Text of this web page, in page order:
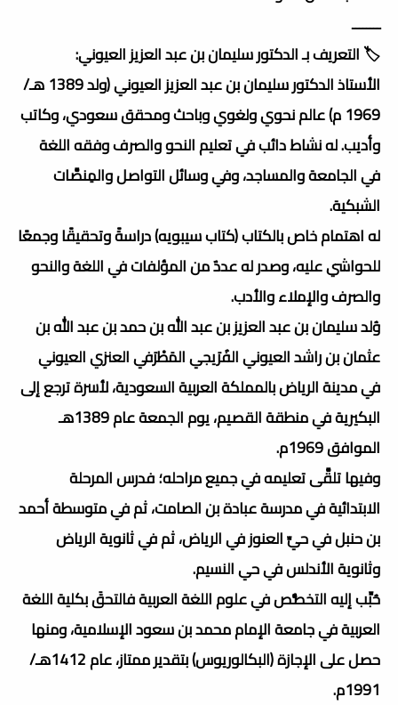
ــــــــ
🏷️ التعريف بـ الدكتور سليمان بن عبد العزيز العيوني:
الأستاذ الدكتور سليمان بن عبد العزيز العيوني (ولد 1389 هـ/
1969 م) عالم نحوي ولغوي وباحث ومحقق سعودي، وكاتب
وأديب. له نشاط دائب في تعليم النحو والصرف وفقه اللغة
في الجامعة والمساجد، وفي وسائل التواصل والمِنصَّات
الشبكية.
له اهتمام خاص بالكتاب (كتاب سيبويه) دراسةً وتحقيقًا وجمعًا
للحواشي عليه، وصدر له عددٌ من المؤلفات في اللغة والنحو
والصرف والإملاء والأدب.
وُلد سليمان بن عبد العزيز بن عبد الله بن حمد بن عبد الله بن
عثمان بن راشد العيوني الفُرَيجي المَطْرَفي العنزي العيوني
في مدينة الرياض بالمملكة العربية السعودية، لأسرة ترجع إلى
البكيرية في منطقة القصيم، يوم الجمعة عام 1389هـ
الموافق 1969م.
وفيها تلقَّى تعليمه في جميع مراحله؛ فدرس المرحلة
الابتدائية في مدرسة عبادة بن الصامت، ثم في متوسطة أحمد
بن حنبل في حيِّ العنوز في الرياض، ثم في ثانوية الرياض
وثانوية الأندلس في حي النسيم.
حُبِّب إليه التخصُّص في علوم اللغة العربية فالتحقَ بكلية اللغة
العربية في جامعة الإمام محمد بن سعود الإسلامية، ومنها
حصل على الإجازة (البكالوريوس) بتقدير ممتاز، عام 1412هـ/
1991م.